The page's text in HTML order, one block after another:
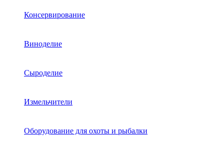
Консервирование
Виноделие
Сыроделие
Измельчители
Оборудование для охоты и рыбалки